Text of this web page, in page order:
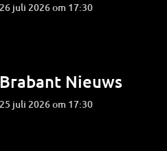
26 juli 2026 om 17:30
Brabant Nieuws
25 juli 2026 om 17:30